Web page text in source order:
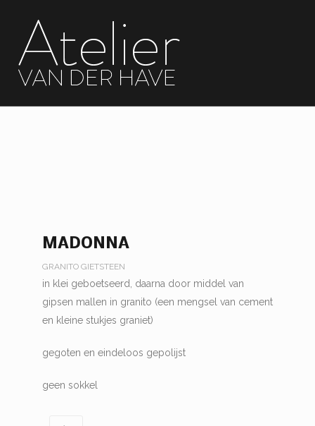
MADONNA
GRANITO GIETSTEEN
in klei geboetseerd, daarna door middel van
gipsen mallen in granito (een mengsel van cement
en kleine stukjes graniet)
gegoten en eindeloos gepolijst
geen sokkel